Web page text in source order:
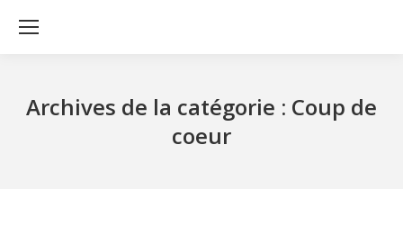
Archives de la catégorie : Coup de
coeur